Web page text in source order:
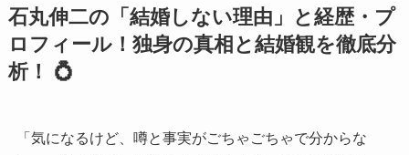
石丸伸二の「結婚しない理由」と経歴・プ
ロフィール！独身の真相と結婚観を徹底分
析！ 💍
「気になるけど、噂と事実がごちゃごちゃで分からな